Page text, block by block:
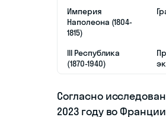
Империя
Наполеона (1804-
1815)
III Республика
(1870-1940)
Согласно
2023 году во